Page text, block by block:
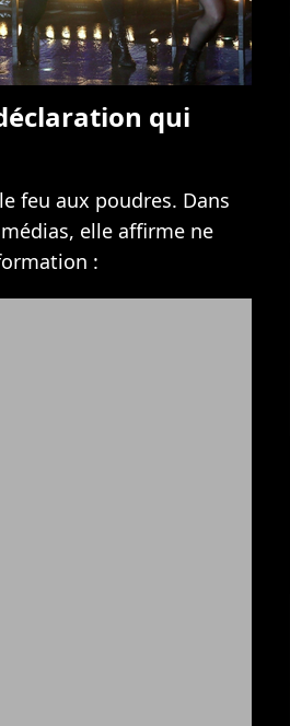
qui
feu aux poudres. Dans
elle affirme ne
: